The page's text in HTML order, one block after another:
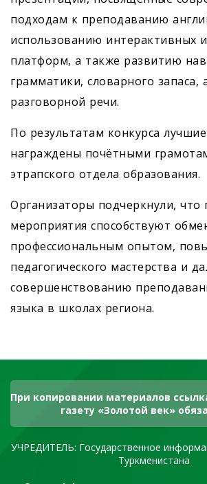
подходам к преподаванию
использованию интерактивных
платформ, а также развитию
грамматики, словарного запаса,
разговорной речи.
По результатам конкурса
награждены почётными
этрапского отдела образования.
Организаторы подчеркнули, что
мероприятия способствуют
профессиональным опытом,
педагогического мастерства и
совершенствованию
языка в школах региона.
При копировании материалов
газету «Золотой век»
УЧРЕДИТЕЛЬ: Государственное
Туркменистана